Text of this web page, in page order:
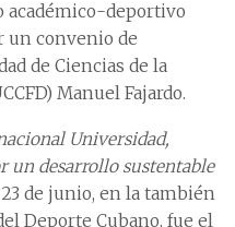
académico-deportivo
un convenio de
de Ciencias de la
Manuel Fajardo.
Universidad,
un desarrollo sustentable
de junio, en la también
Deporte Cubano, fue el